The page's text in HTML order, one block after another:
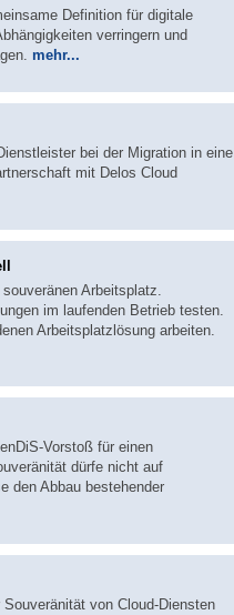
Definition für digitale
verringern und
mehr...
bei der Migration in eine
mit Delos Cloud
Arbeitsplatz.
im laufenden Betrieb testen.
Arbeitsplatzlösung arbeiten.
Vorstoß für einen
dürfe nicht auf
den Abbau bestehender
von Cloud-Diensten